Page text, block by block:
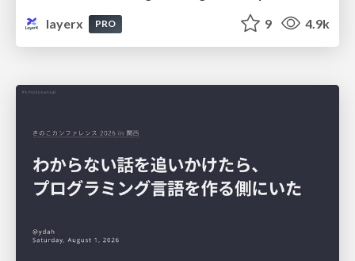
layerx
PRO 9 4.9k